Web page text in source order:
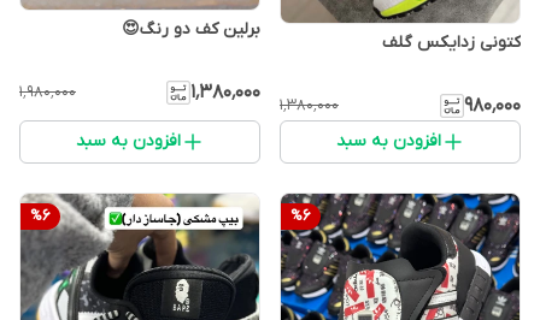
کتونی زدایکس گلف
۹۸۰٬۰۰۰ ۱٬۳۸۰٬۰۰۰
افزودن به سبد
برلین کف دو رنگ😍
۱٬۳۸۰٬۰۰۰ ۱٬۹۸۰٬۰۰۰
افزودن به سبد
%6
%6